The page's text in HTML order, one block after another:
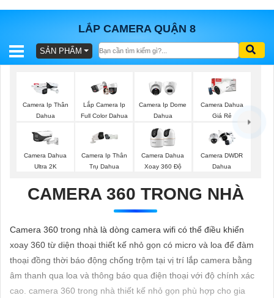
LẮP CAMERA QUẬN 8
BÁO
TRỌN
GÓI
SẢN
TƯ
VẤN
LẮP
ĐẶT
SẢN PHẨM
Camera Ip Thân
Dahua
Lắp Camera Ip
Full Color Dahua
Camera Ip Dome
Dahua
Camera Dahua
Giá Rẻ
Camera Dahua
Ultra 2K
Camera Ip Thân
Trụ Dahua
Camera Dahua
Xoay 360 Độ
Camera DWDR
Dahua
CAMERA 360 TRONG NHÀ
Camera 360 trong nhà là dòng camera wifi có thể điều khiển
xoay 360 từ diện thoại thiết kế nhỏ gọn có micro và loa để đàm
thoại đồng thời báo động chống trộm tại vị trí lắp camera bằng
âm thanh qua loa và thông báo qua điện thoại với độ chính xác
cao. camera 360 trong nhà thiết kế nhỏ gọn phù hợp cho gia